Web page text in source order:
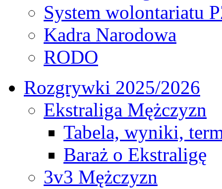
System wolontariatu
Kadra Narodowa
RODO
Rozgrywki 2025/2026
Ekstraliga Mężczyzn
Tabela, wyniki,
Baraż o Ekstraligę
3v3 Mężczyzn